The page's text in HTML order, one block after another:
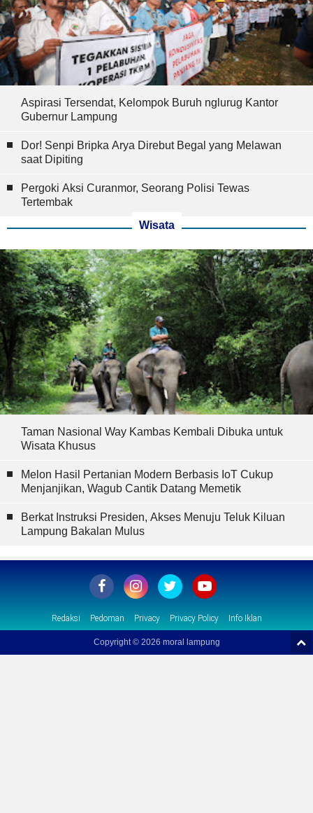
Aspirasi Tersendat, Kelompok Buruh nglurug Kantor
Gubernur Lampung
Dor! Senpi Bripka Arya Direbut Begal yang Melawan
saat Dipiting
Pergoki Aksi Curanmor, Seorang Polisi Tewas
Tertembak
Wisata
Taman Nasional Way Kambas Kembali Dibuka untuk
Wisata Khusus
Melon Hasil Pertanian Modern Berbasis IoT Cukup
Menjanjikan, Wagub Cantik Datang Memetik
Berkat Instruksi Presiden, Akses Menuju Teluk Kiluan
Lampung Bakalan Mulus
Redaksi Pedoman Privacy Privacy Policy Info Iklan
Copyright © 2026 moral lampung